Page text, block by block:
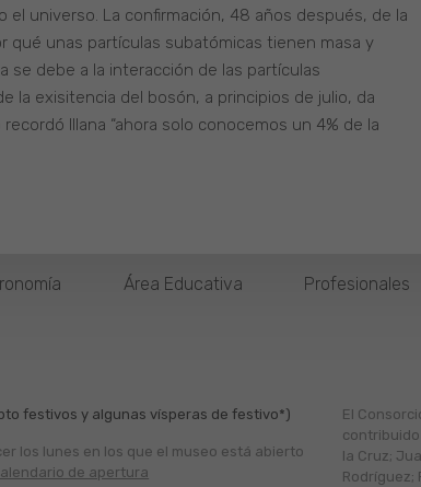
universo. La confirmación, 48 años después, de la
unas partículas subatómicas tienen masa y
se debe a la interacción de las partículas
la exisitencia del bosón, a principios de julio, da
Illana “ahora solo conocemos un 4% de la
Área Educativa Profesionales
festivos y algunas vísperas de festivo*)
los lunes en los que el museo está abierto
de apertura
El
contribuido
la Cruz;
Rodríguez;